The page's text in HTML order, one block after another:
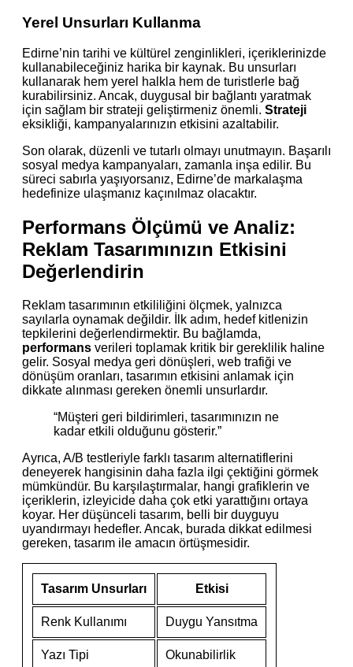
Yerel Unsurları Kullanma
Edirne’nin tarihi ve kültürel zenginlikleri, içeriklerinizde
kullanabileceğiniz harika bir kaynak. Bu unsurları
kullanarak hem yerel halkla hem de turistlerle bağ
kurabilirsiniz. Ancak, duygusal bir bağlantı yaratmak
için sağlam bir strateji geliştirmeniz önemli. Strateji
eksikliği, kampanyalarınızın etkisini azaltabilir.
Son olarak, düzenli ve tutarlı olmayı unutmayın. Başarılı
sosyal medya kampanyaları, zamanla inşa edilir. Bu
süreci sabırla yaşıyorsanız, Edirne’de markalaşma
hedefinize ulaşmanız kaçınılmaz olacaktır.
Performans Ölçümü ve Analiz:
Reklam Tasarımınızın Etkisini
Değerlendirin
Reklam tasarımının etkililiğini ölçmek, yalnızca
sayılarla oynamak değildir. İlk adım, hedef kitlenizin
tepkilerini değerlendirmektir. Bu bağlamda,
performans verileri toplamak kritik bir gereklilik haline
gelir. Sosyal medya geri dönüşleri, web trafiği ve
dönüşüm oranları, tasarımın etkisini anlamak için
dikkate alınması gereken önemli unsurlardır.
“Müşteri geri bildirimleri, tasarımınızın ne
kadar etkili olduğunu gösterir.”
Ayrıca, A/B testleriyle farklı tasarım alternatiflerini
deneyerek hangisinin daha fazla ilgi çektiğini görmek
mümkündür. Bu karşılaştırmalar, hangi grafiklerin ve
içeriklerin, izleyicide daha çok etki yarattığını ortaya
koyar. Her düşünceli tasarım, belli bir duyguyu
uyandırmayı hedefler. Ancak, burada dikkat edilmesi
gereken, tasarım ile amacın örtüşmesidir.
Tasarım Unsurları Etkisi
Renk Kullanımı Duygu Yansıtma
Yazı Tipi Okunabilirlik